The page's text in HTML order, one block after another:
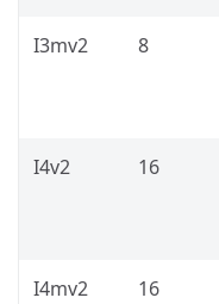
I3mv2 8
I4v2 16
I4mv2 16